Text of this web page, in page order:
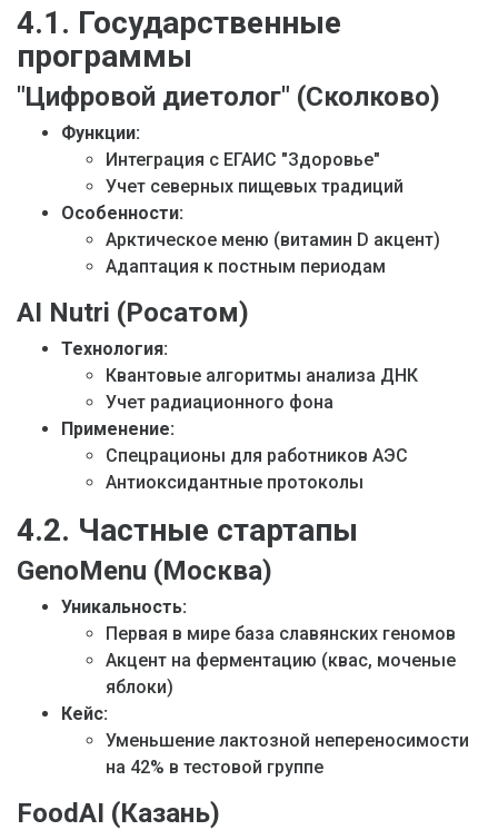
4.1. Государственные
программы
"Цифровой диетолог" (Сколково)
Функции:
Интеграция с ЕГАИС "Здоровье"
Учет северных пищевых традиций
Особенности:
Арктическое меню (витамин D акцент)
Адаптация к постным периодам
AI Nutri (Росатом)
Технология:
Квантовые алгоритмы анализа ДНК
Учет радиационного фона
Применение:
Спецрационы для работников АЭС
Антиоксидантные протоколы
4.2. Частные стартапы
GenoMenu (Москва)
Уникальность:
Первая в мире база славянских геномов
Акцент на ферментацию (квас, моченые
яблоки)
Кейс:
Уменьшение лактозной непереносимости
на 42% в тестовой группе
FoodAI (Казань)